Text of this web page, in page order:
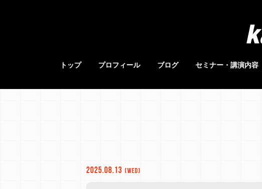
トップ プロフィール ブログ セミナー・講演内容
2025.08.13 (Wed)